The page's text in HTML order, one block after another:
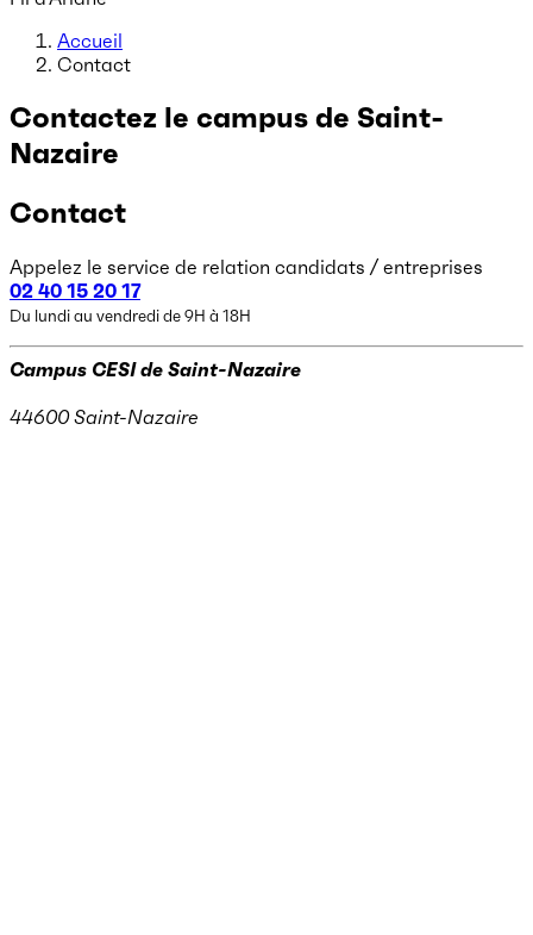
Accueil
Contact
Contactez le campus de Saint-
Nazaire
Contact
Appelez le service de relation candidats / entreprises
02 40 15 20 17
Du lundi au vendredi de 9H à 18H
Campus CESI de Saint-Nazaire
44600 Saint-Nazaire